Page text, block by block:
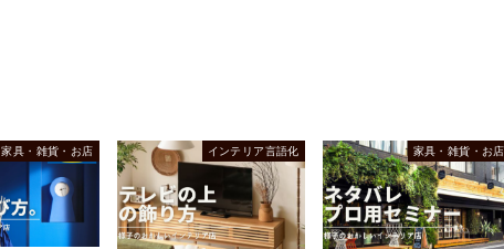
家具・雑貨・お店 インテリア言語化 家具・雑貨・お店